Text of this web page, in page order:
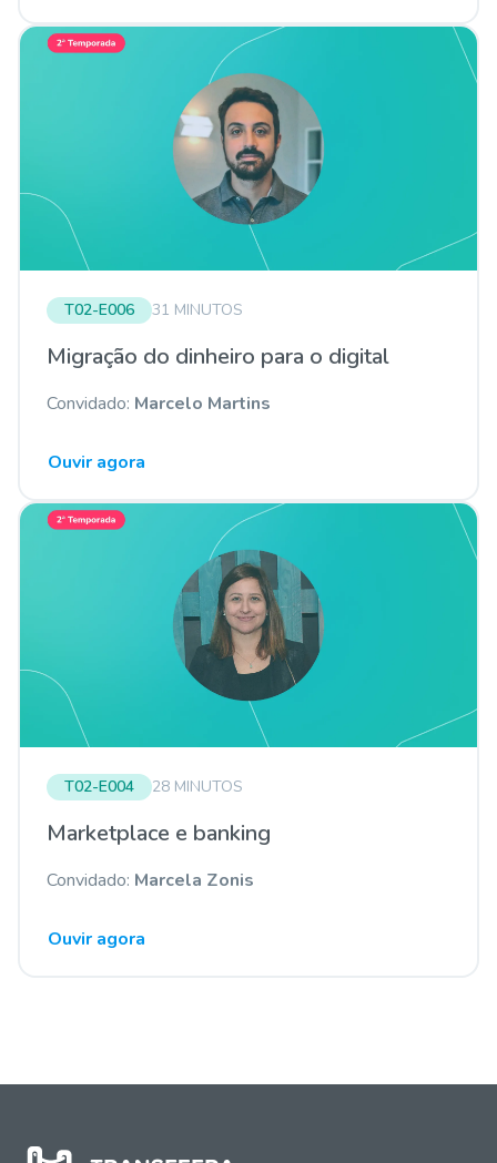
T02-E006 31 MINUTOS
Migração do dinheiro para o digital
Convidado: Marcelo Martins
Ouvir agora
T02-E004 28 MINUTOS
Marketplace e banking
Convidado: Marcela Zonis
Ouvir agora